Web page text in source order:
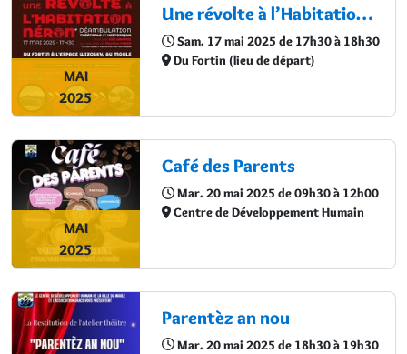
MAI
2025
Une révolte à l’Habitation Néron
Sam. 17 mai 2025 de 17h30 à 18h30
Du Fortin (lieu de départ)
MAI
2025
Café des Parents
Mar. 20 mai 2025 de 09h30 à 12h00
Centre de Développement Humain
Parentèz an nou
Mar. 20 mai 2025 de 18h30 à 19h30